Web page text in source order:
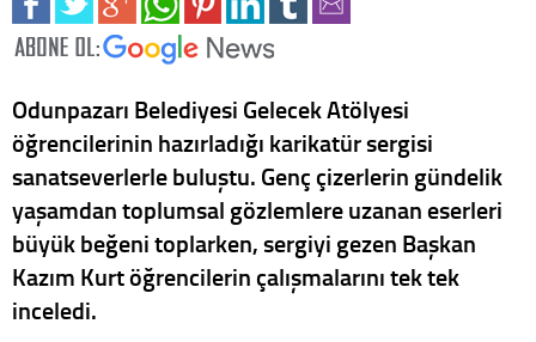
Odunpazarı Belediyesi Gelecek Atölyesi
öğrencilerinin hazırladığı karikatür sergisi
sanatseverlerle buluştu. Genç çizerlerin gündelik
yaşamdan toplumsal gözlemlere uzanan eserleri
büyük beğeni toplarken, sergiyi gezen Başkan
Kazım Kurt öğrencilerin çalışmalarını tek tek
inceledi.